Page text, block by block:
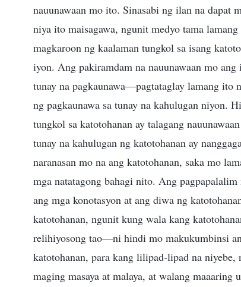
nauunawaan mo ito. Sinasabi ng ilan na dapat
niya ito maisagawa, ngunit medyo tama
magkaroon ng kaalaman tungkol sa isang
iyon. Ang pakiramdam na nauunawaan mo
tunay na pagkaunawa—pagtataglay lamang ito
ng pagkaunawa sa tunay na kahulugan niyon.
tungkol sa katotohanan ay talagang
tunay na kahulugan ng katotohanan ay
naranasan mo na ang katotohanan, saka mo
mga natatagong bahagi nito. Ang
ang mga konotasyon at ang diwa ng
katotohanan, ngunit kung wala kang
relihiyosong tao—ni hindi mo makukumbinsi
katotohanan, para kang lilipad-lipad na
maging masaya at malaya, at walang maaaring